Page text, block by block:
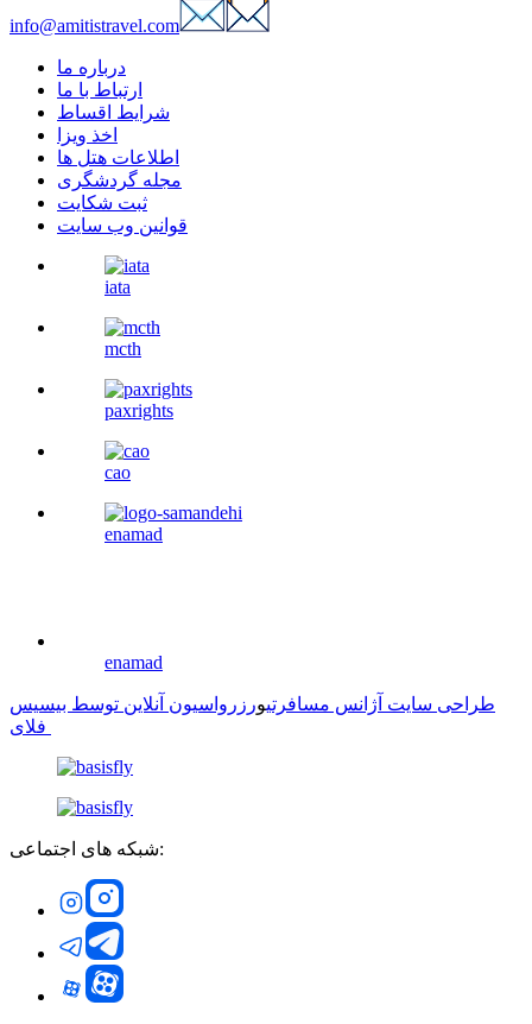
info@amitistravel.com
درباره ما
ارتباط با ما
شرایط اقساط
اخذ ویزا
اطلاعات هتل ها
مجله گردشگری
ثبت شکایت
قوانین وب سایت
iata
mcth
paxrights
cao
enamad
enamad
طراحی سایت آژانس مسافرتیورزرواسیون آنلاین توسط بیسیس
شبکه های اجتماعی: